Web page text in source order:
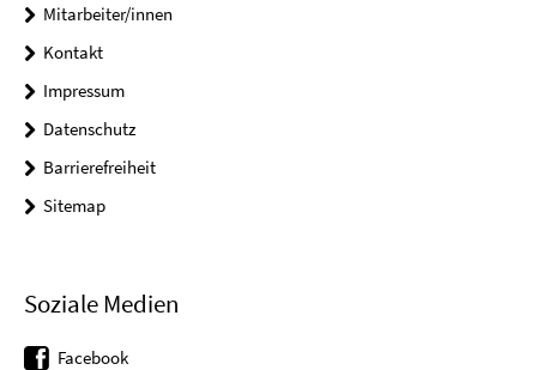
Mitarbeiter/innen
Kontakt
Impressum
Datenschutz
Barrierefreiheit
Sitemap
Soziale Medien
Facebook